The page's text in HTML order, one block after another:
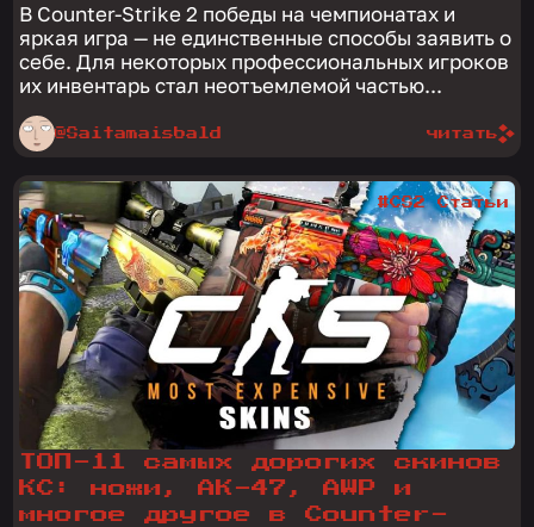
В Counter-Strike 2 победы на чемпионатах и
яркая игра — не единственные способы заявить о
себе. Для некоторых профессиональных игроков
их инвентарь стал неотъемлемой частью...
@Saitamaisbald читать
ТОП-11 самых дорогих скинов
КС: ножи, АК-47, AWP и
многое другое в Counter-
#CS2 Статьи